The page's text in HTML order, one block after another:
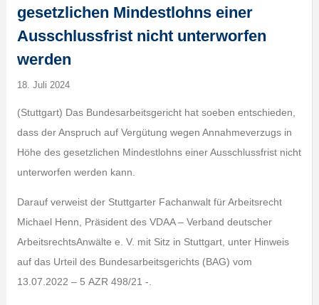
gesetzlichen Mindestlohns einer
Ausschlussfrist nicht unterworfen
werden
18. Juli 2024
(Stuttgart) Das Bundesarbeitsgericht hat soeben entschieden,
dass der Anspruch auf Vergütung wegen Annahmeverzugs in
Höhe des gesetzlichen Mindestlohns einer Ausschlussfrist nicht
unterworfen werden kann.
Darauf verweist der Stuttgarter Fachanwalt für Arbeitsrecht
Michael Henn, Präsident des VDAA – Verband deutscher
ArbeitsrechtsAnwälte e. V. mit Sitz in Stuttgart, unter Hinweis
auf das Urteil des Bundesarbeitsgerichts (BAG) vom
13.07.2022 – 5 AZR 498/21 -.